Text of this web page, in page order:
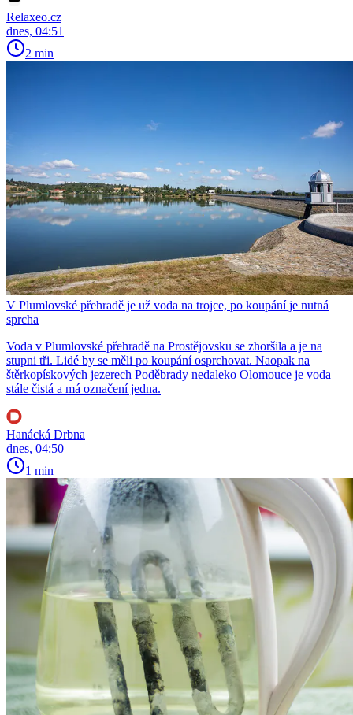
Relaxeo.cz
dnes, 04:51
2 min
V Plumlovské přehradě je už voda na trojce, po koupání je nutná
sprcha
Voda v Plumlovské přehradě na Prostějovsku se zhoršila a je na
stupni tři. Lidé by se měli po koupání osprchovat. Naopak na
štěrkopískových jezerech Poděbrady nedaleko Olomouce je voda
stále čistá a má označení jedna.
Hanácká Drbna
dnes, 04:50
1 min